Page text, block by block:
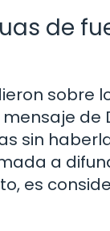
de
sobre
de
sin
a
es